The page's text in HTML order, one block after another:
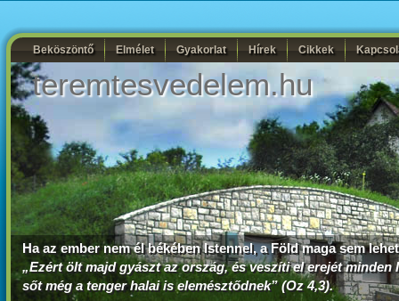
Beköszöntő Elmélet Gyakorlat Hírek Cikkek
teremtesvedelem.hu
Ha az ember nem él békében Istennel, a Föld maga sem
„Ezért ölt majd gyászt az ország, és veszíti el erejét minden
sőt még a tenger halai is elemésztődnek” (Oz 4,3).